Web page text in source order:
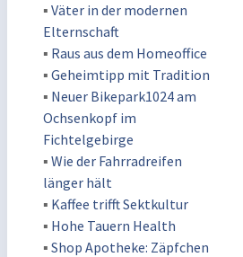
▪ Väter in der modernen
Elternschaft
▪ Raus aus dem Homeoffice
▪ Geheimtipp mit Tradition
▪ Neuer Bikepark1024 am
Ochsenkopf im
Fichtelgebirge
▪ Wie der Fahrradreifen
länger hält
▪ Kaffee trifft Sektkultur
▪ Hohe Tauern Health
▪ Shop Apotheke: Zäpfchen